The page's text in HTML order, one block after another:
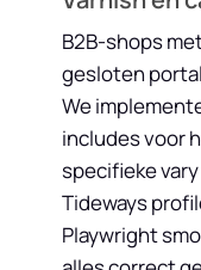
B2B-shops
gesloten
We
includes voor
specifieke
Tideways
Playwright